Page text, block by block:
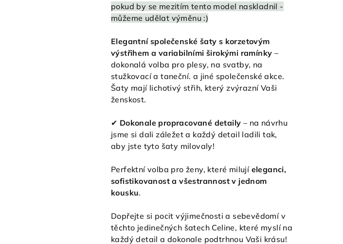
pokud by se mezitím tento model naskladnil -
můžeme udělat výměnu :)
Elegantní společenské šaty s korzetovým
výstřihem a variabilními širokými ramínky –
dokonalá volba pro plesy, na svatby, na
stužkovací a taneční. a jiné společenské akce.
Šaty mají lichotivý střih, který zvýrazní Vaši
ženskost.
✔ Dokonale propracované detaily – na návrhu
jsme si dali záležet a každý detail ladili tak,
aby jste tyto šaty milovaly!
Perfektní volba pro ženy, které milují eleganci,
sofistikovanost a všestrannost v jednom
kousku.
Dopřejte si pocit výjimečnosti a sebevědomí v
těchto jedinečných šatech Celine, které myslí na
každý detail a dokonale podtrhnou Vaši krásu!